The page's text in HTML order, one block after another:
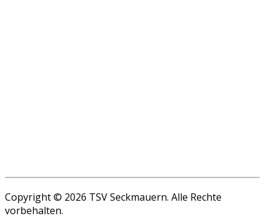
Copyright © 2026 TSV Seckmauern. Alle Rechte
vorbehalten.